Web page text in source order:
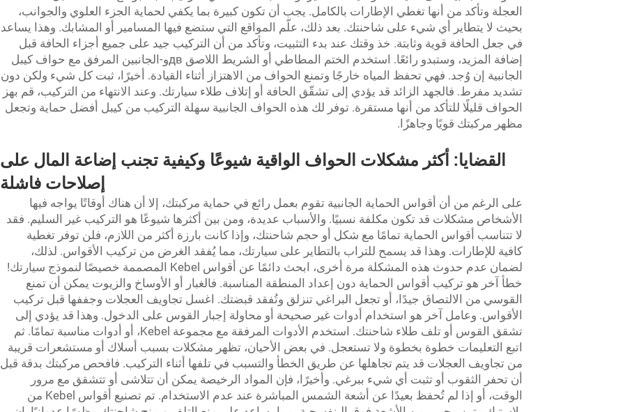
العجلة وتأكد من أنها تغطي الإطارات بالكامل. يجب أن تكون كبيرة بما يكفي لحماية الجزء العلوي والجوانب،
بحيث لا يتطاير أي شيء على شاحنتك. بعد ذلك، علّم المواقع التي ستضع فيها المسامير أو المشابك. وهذا يساعد
في جعل الحافة قوية وثابتة. خذ وقتك عند بدء التثبيت، وتأكد من أن التركيب جيد على جميع أجزاء الحافة قبل
إضافة المزيد، وستبدو رائعًا. استخدم الختم المطاطي أو الشريط اللاصق двو-الجانبين المرفق مع حواف كيبل
الجانبية إن وُجد. فهي تحفظ المياه خارجًا وتمنع الحواف من الاهتزاز أثناء القيادة. أخيرًا، ثبت كل شيء ولكن دون
تشديد مفرط. فالجهد الزائد قد يؤدي إلى تشقّق الحافة أو إتلاف طلاء سيارتك. وعند الانتهاء من التركيب، قم بهز
الحواف قليلًا للتأكد من أنها مستقرة. توفر لك هذه الحواف الجانبية سهلة التركيب من كيبل أفضل حماية وتجعل
مظهر مركبتك قويًا وجاهزًا.
القضايا: أكثر مشكلات الحواف الواقية شيوعًا وكيفية تجنب إضاعة المال على
إصلاحات فاشلة
على الرغم من أن أقواس الحماية الجانبية تقوم بعمل رائع في حماية مركبتك، إلا أن هناك أوقاتًا يواجه فيها
الأشخاص مشكلات قد تكون مكلفة نسبيًا. والأسباب عديدة، ومن بين أكثرها شيوعًا هو التركيب غير السليم. فقد
لا تتناسب أقواس الحماية تمامًا مع شكل أو حجم شاحنتك، وإذا كانت بارزة أكثر من اللازم، فلن توفر تغطية
كافية للإطارات. وهذا قد يسمح للتراب بالتطاير على سيارتك، مما يُفقد الغرض من تركيب الأقواس. لذلك،
لضمان عدم حدوث هذه المشكلة مرة أخرى، ابحث دائمًا عن أقواس Kebel المصممة خصيصًا لنموذج سيارتك!
خطأ آخر هو تركيب أقواس الحماية دون إعداد المنطقة المناسبة. فالغبار أو الأوساخ والزيوت يمكن أن تمنع
القوسي من الالتصاق جيدًا، أو تجعل البراغي تنزلق وتُفقد قبضتك. اغسل تجاويف العجلات وجففها قبل تركيب
الأقواس. وعامل آخر هو استخدام أدوات غير صحيحة أو محاولة إجبار القوس على الدخول. وهذا قد يؤدي إلى
تشقق القوس أو تلف طلاء شاحنتك. استخدم الأدوات المرفقة مع مجموعة Kebel، أو أدوات مناسبة تمامًا. ثم
اتبع التعليمات خطوة بخطوة ولا تستعجل. في بعض الأحيان، تظهر مشكلات بسبب أسلاك أو مستشعرات قريبة
من تجاويف العجلات قد يتم تجاهلها عن طريق الخطأ والتسبب في تلفها أثناء التركيب. فافحص مركبتك بدقة قبل
أن تحفر الثقوب أو تثبت أي شيء ببرغي. وأخيرًا، فإن المواد الرخيصة يمكن أن تتلاشى أو تتشقق مع مرور
الوقت، أو إذا لم تُحفظ بعيدًا عن أشعة الشمس المباشرة عند عدم الاستخدام. تم تصنيع أقواس Kebel من